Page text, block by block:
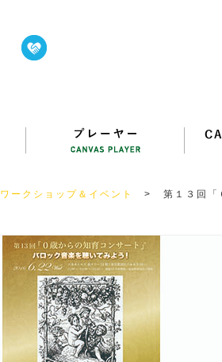
ワークショップ＆イベント > 第１３回「